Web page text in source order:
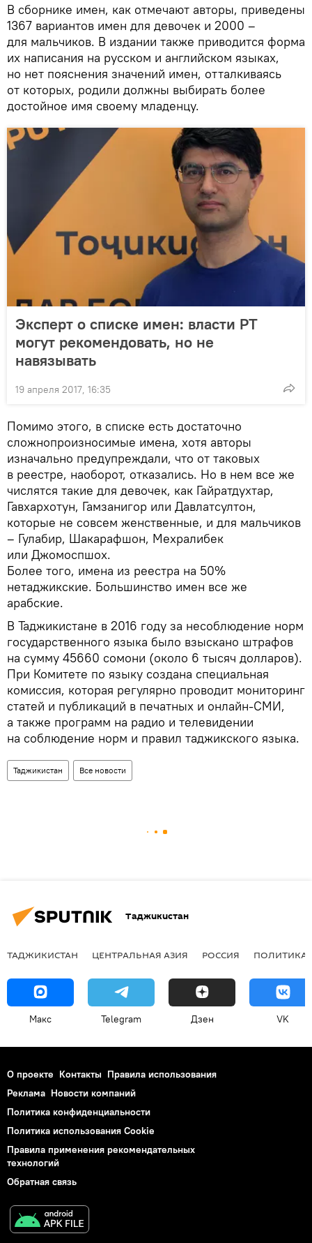
В сборнике имен, как отмечают авторы, приведены
1367 вариантов имен для девочек и 2000 –
для мальчиков. В издании также приводится форма
их написания на русском и английском языках,
но нет пояснения значений имен, отталкиваясь
от которых, родили должны выбирать более
достойное имя своему младенцу.
Эксперт о списке имен: власти РТ
могут рекомендовать, но не
навязывать
19 апреля 2017, 16:35
Помимо этого, в списке есть достаточно
сложнопроизносимые имена, хотя авторы
изначально предупреждали, что от таковых
в реестре, наоборот, отказались. Но в нем все же
числятся такие для девочек, как Гайратдухтар,
Гавхархотун, Гамзанигор или Давлатсултон,
которые не совсем женственные, и для мальчиков
– Гулабир, Шакарафшон, Мехралибек
или Джомоспшох.
Более того, имена из реестра на 50%
нетаджикские. Большинство имен все же
арабские.
В Таджикистане в 2016 году за несоблюдение норм
государственного языка было взыскано штрафов
на сумму 45660 сомони (около 6 тысяч долларов).
При Комитете по языку создана специальная
комиссия, которая регулярно проводит мониторинг
статей и публикаций в печатных и онлайн-СМИ,
а также программ на радио и телевидении
на соблюдение норм и правил таджикского языка.
Таджикистан Все новости
Таджикистан
ТАДЖИКИСТАН ЦЕНТРАЛЬНАЯ АЗИЯ РОССИЯ ПОЛИТИКА
Макс Telegram Дзен VK
О проекте Контакты Правила использования
Реклама Новости компаний
Политика конфиденциальности
Политика использования Cookie
Правила применения рекомендательных
технологий
Обратная связь